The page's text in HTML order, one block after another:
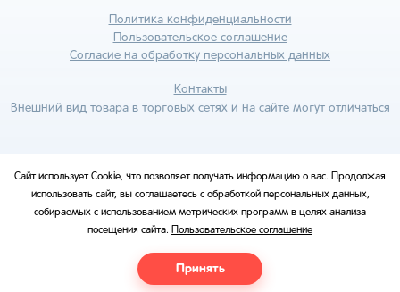
Политика конфиденциальности
Пользовательское соглашение
Согласие на обработку персональных данных
Контакты
Внешний вид товара в торговых сетях и на сайте могут отличаться
Сайт использует Cookie, что позволяет получать информацию о вас. Продолжая
использовать сайт, вы соглашаетесь с обработкой персональных данных,
собираемых с использованием метрических программ в целях анализа
посещения сайта. Пользовательское соглашение
Принять